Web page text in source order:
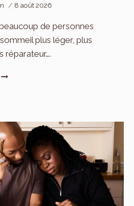
8 août 2026
de personnes
plus léger, plus
réparateur….
SOMMEIL